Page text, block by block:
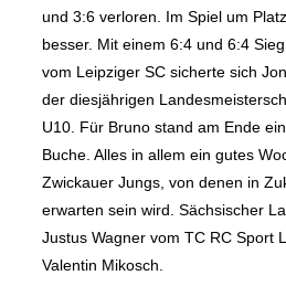
und 3:6 verloren. Im Spiel um
besser. Mit einem 6:4 und 6:4
vom Leipziger SC sicherte sich
der diesjährigen
U10. Für Bruno stand am Ende
Buche. Alles in allem ein gutes
Zwickauer Jungs, von denen in
erwarten sein wird. Sächsischer
Justus Wagner vom TC RC Sport
Valentin Mikosch.